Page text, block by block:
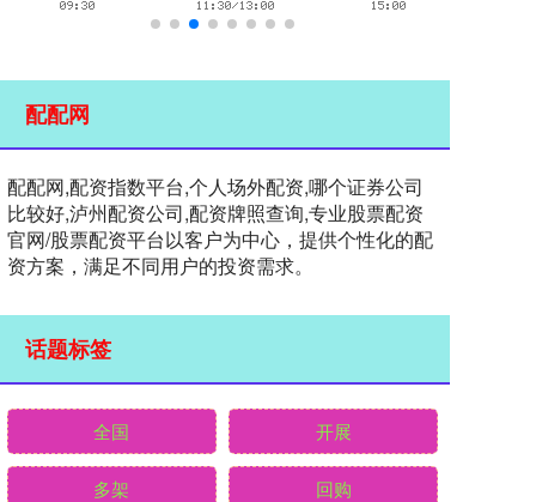
配配网
配配网,配资指数平台,个人场外配资,哪个证券公司
比较好,泸州配资公司,配资牌照查询,专业股票配资
官网/股票配资平台以客户为中心，提供个性化的配
资方案，满足不同用户的投资需求。
话题标签
全国 开展
多架 回购